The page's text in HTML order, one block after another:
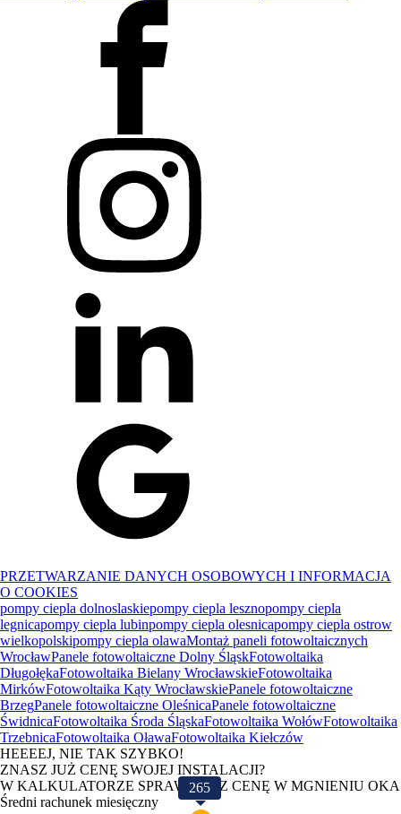
PRZETWARZANIE DANYCH OSOBOWYCH I INFORMACJA
O COOKIES
pompy ciepla dolnoslaskiepompy ciepla lesznopompy ciepla
legnicapompy ciepla lubinpompy ciepla olesnicapompy ciepla ostrow
wielkopolskipompy ciepla olawaMontaż paneli fotowoltaicznych
WrocławPanele fotowoltaiczne Dolny ŚląskFotowoltaika
DługołękaFotowoltaika Bielany WrocławskieFotowoltaika
MirkówFotowoltaika Kąty WrocławskiePanele fotowoltaiczne
BrzegPanele fotowoltaiczne OleśnicaPanele fotowoltaiczne
ŚwidnicaFotowoltaika Środa ŚląskaFotowoltaika WołówFotowoltaika
TrzebnicaFotowoltaika OławaFotowoltaika Kiełczów
HEEEEJ, NIE TAK SZYBKO!
ZNASZ JUŻ CENĘ SWOJEJ INSTALACJI?
W KALKULATORZE SPRAWDZISZ CENĘ W MGNIENIU OKA
Średni rachunek miesięczny
265